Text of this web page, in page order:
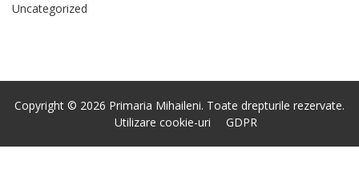
Uncategorized
Copyright © 2026 Primaria Mihaileni. Toate drepturile rezervate.
Utilizare cookie-uri
GDPR